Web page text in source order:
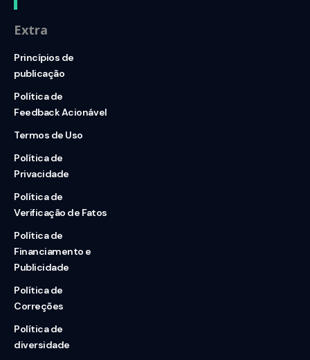
Extra
Princípios de
publicação
Política de
Feedback Acionável
Termos de Uso
Política de
Privacidade
Política de
Verificação de Fatos
Política de
Financiamento e
Publicidade
Política de
Correções
Política de
diversidade